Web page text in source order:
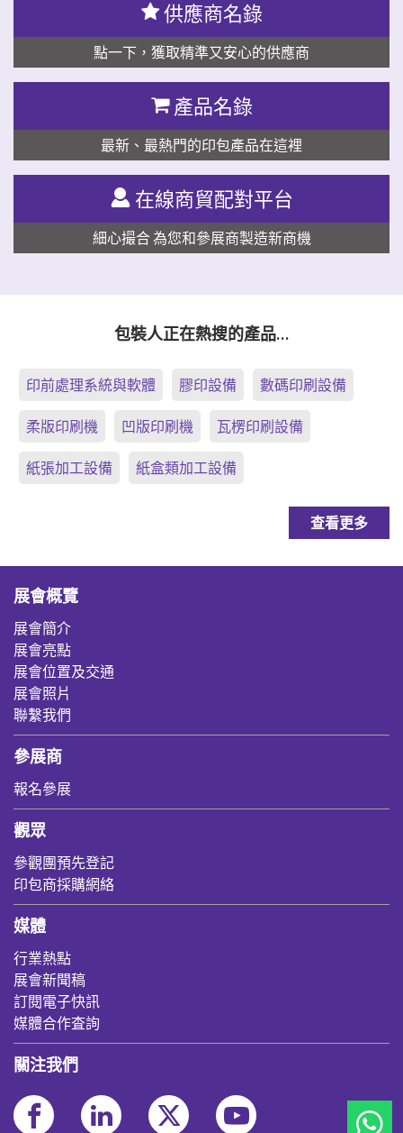
供應商名錄
點一下，獲取精準又安心的供應商
產品名錄
最新、最熱門的印包產品在這裡
在線商貿配對平台
細心撮合 為您和參展商製造新商機
包裝人正在熱搜的產品…
印前處理系統與軟體 膠印設備 數碼印刷設備
柔版印刷機 凹版印刷機 瓦楞印刷設備
紙張加工設備 紙盒類加工設備
查看更多
展會概覽
展會簡介
展會亮點
展會位置及交通
展會照片
聯繫我們
參展商
報名參展
觀眾
參觀團預先登記
印包商採購網絡
媒體
行業熱點
展會新聞稿
訂閱電子快訊
媒體合作査詢
關注我們